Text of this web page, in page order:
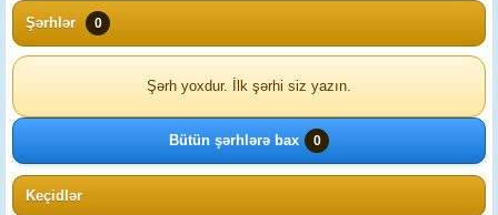
Şərhlər 0
Şərh yoxdur. İlk şərhi siz yazın.
Bütün şərhlərə bax 0
Keçidlər